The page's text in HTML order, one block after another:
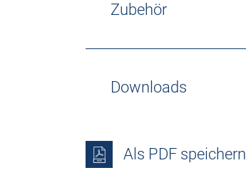
Zubehör
Downloads
Als PDF speichern